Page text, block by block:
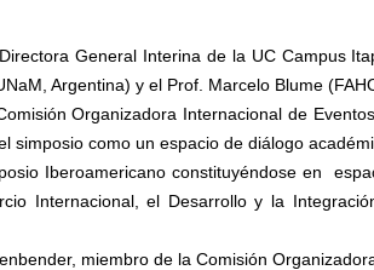
General Interina de la UC Campus
Argentina) y el Prof. Marcelo Blume
Organizadora Internacional de
como un espacio de diálogo
Iberoamericano constituyéndose en
Internacional, el Desarrollo y la
miembro de la Comisión